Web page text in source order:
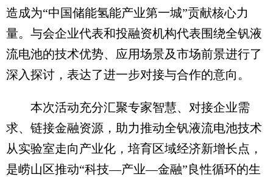
造成为“中国储能氢能产业第一城”贡献核心力
量。与会企业代表和投融资机构代表围绕全钒液
流电池的技术优势、应用场景及市场前景进行了
深入探讨，表达了进一步对接与合作的意向。
本次活动充分汇聚专家智慧、对接企业需
求、链接金融资源，助力推动全钒液流电池技术
从实验室走向产业化，培育区域经济新增长点，
是崂山区推动“科技—产业—金融”良性循环的生